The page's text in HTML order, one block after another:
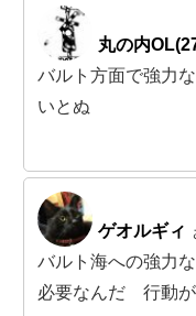
丸の内
バルト方面で強力
いとぬ
ゲオルギィ
バルト海への強力
必要なんだ 行動が